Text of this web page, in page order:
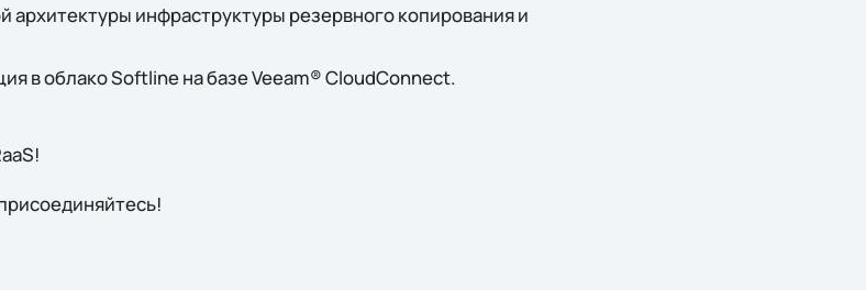
инфраструктуры резервного копирования и
в облако Softline на базе Veeam® CloudConnect.